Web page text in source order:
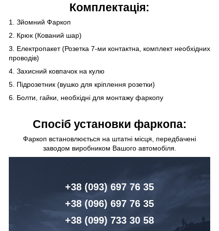
Комплектація:
1. Зйомний Фаркоп
2. Крюк (Кований шар)
3. Електропакет (Розетка 7-ми контактна, комплект необхідних
проводів)
4. Захисний ковпачок на кулю
5. Підрозетник (вушко для кріплення розетки)
6. Болти, гайки, необхідні для монтажу фаркопу
Спосіб установки фаркопа:
Фаркоп встановлюється на штатні місця, передбачені
заводом виробником Вашого автомобіля.
+38 (093) 697 76 35
+38 (096) 697 76 35
+38 (099) 733 30 58